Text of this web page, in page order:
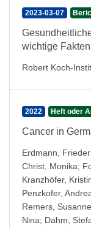
2023-03-07
wichtige
Robert Koch-
2022 Heft oder
Cancer in
Erdmann,
Christ, Monika;
Kranzhöfer,
Penzkofer,
Remers, Susanne
Nina; Dahm,